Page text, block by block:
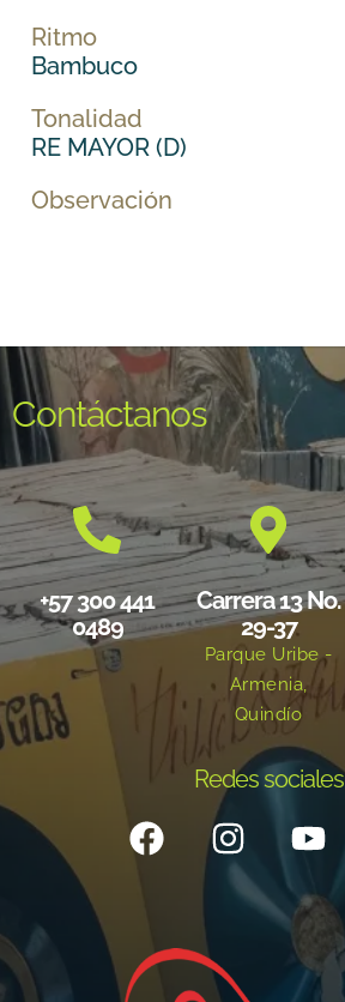
Ritmo
Bambuco
Tonalidad
RE MAYOR (D)
Observación
Contáctanos
+57 300 441
0489
Carrera 13 No.
29-37
Parque Uribe -
Armenia,
Quindío
Redes sociales